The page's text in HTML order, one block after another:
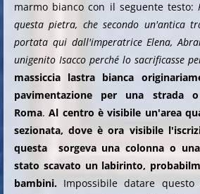
marmo bianco con il seguente testo:
questa pietra, che secondo un'antica
portata qui dall'imperatrice Elena,
unigenito Isacco perché lo sacrificasse
massiccia lastra bianca
pavimentazione per una strada o
Roma.Al centro è visibile un'area
sezionata, dove è ora visibile
questa sorgeva una colonna o
stato scavato un labirinto,
bambini. Impossibile datare questo